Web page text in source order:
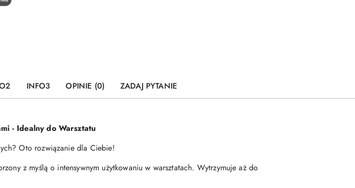
INFO3 OPINIE (0) ZADAJ PYTANIE
- Idealny do Warsztatu
Oto rozwiązanie dla Ciebie!
z myślą o intensywnym użytkowaniu w warsztatach. Wytrzymuje aż do